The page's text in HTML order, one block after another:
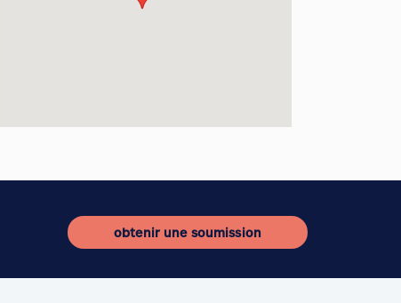
obtenir une soumission